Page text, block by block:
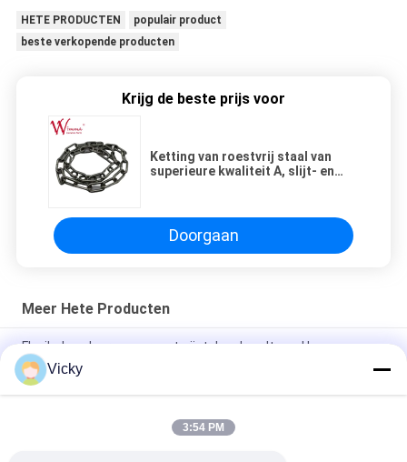
HETE PRODUCTEN
populair product
beste verkopende producten
Krijg de beste prijs voor
Ketting van roestvrij staal van
superieure kwaliteit A, slijt- en
Doorgaan
Meer Hete Producten
Flexibel en duurzaam roestvrijstalen draadtouw Hoog
draagvermogen
Stalen draadbelasting Premium flexibel - draagtouw voor
Vicky
3:54 PM